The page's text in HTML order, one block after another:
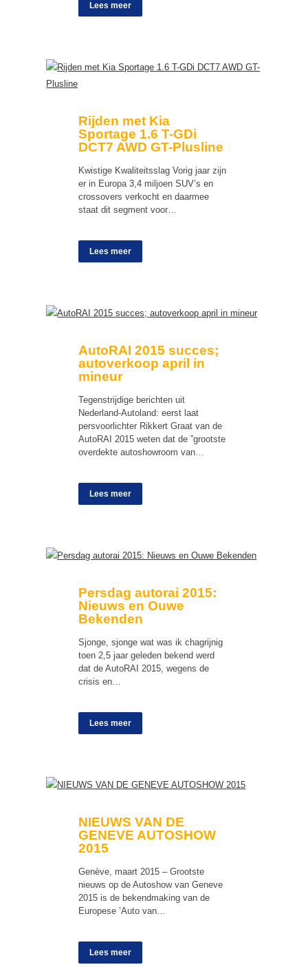
Lees meer
Rijden met Kia
Sportage 1.6 T-GDi
DCT7 AWD GT-Plusline
Kwistige Kwaliteitsslag Vorig jaar zijn
er in Europa 3,4 miljoen SUV’s en
crossovers verkocht en daarmee
staat dit segment voor…
Lees meer
AutoRAI 2015 succes;
autoverkoop april in
mineur
Tegenstrijdige berichten uit
Nederland-Autoland: eerst laat
persvoorlichter Rikkert Graat van de
AutoRAI 2015 weten dat de ”grootste
overdekte autoshowroom van…
Lees meer
Persdag autorai 2015:
Nieuws en Ouwe
Bekenden
Sjonge, sjonge wat was ik chagrijnig
toen 2,5 jaar geleden bekend werd
dat de AutoRAI 2015, wegens de
crisis en…
Lees meer
NIEUWS VAN DE
GENEVE AUTOSHOW
2015
Genève, maart 2015 – Grootste
nieuws op de Autoshow van Geneve
2015 is de bekendmaking van de
Europese ’Auto van…
Lees meer